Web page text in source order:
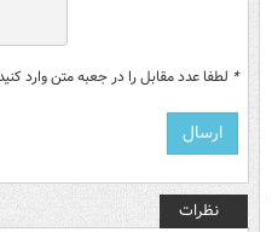
* لطفا عدد مقابل را در جعبه متن وارد
نظرات